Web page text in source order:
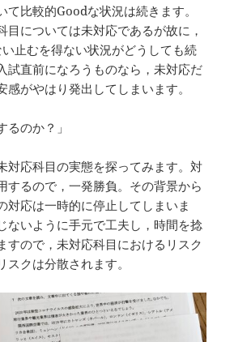
て比較的Goodな状況は続きます。
目については未対応であるが故に，
止むを得ない状況がどうしても続
試直前になろうものなら，未対応だ
感がやはり発出してしまいます。
るのか？」
対応科目の実態を探ってみます。対
するので，一発勝負。その背景から
対応は一時的に停止してしまいま
ないように手元で工夫し，時間を捻
すので，未対応科目におけるリスク
スクは分散されます。